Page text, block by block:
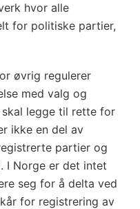
hvor alle
for politiske partier,
øvrig regulerer
med valg og
legge til rette for
ikke en del av
partier og
I Norge er det intet
seg for å delta ved
for registrering av